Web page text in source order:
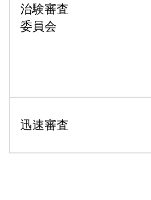
治験審査
委員会
迅速審査